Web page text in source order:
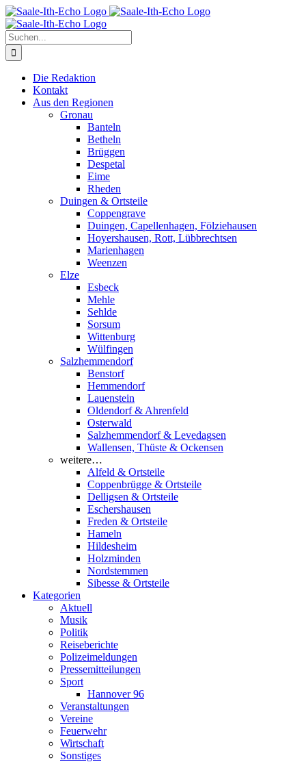
Zum
Inhalt
springen
Facebook
X
Instagram
Pinterest
Suche
nach:
Die Redaktion
Kontakt
Aus den Regionen
Gronau
Banteln
Betheln
Brüggen
Despetal
Eime
Rheden
Duingen & Ortsteile
Coppengrave
Duingen, Capellenhagen, Fölziehausen
Hoyershausen, Rott, Lübbrechtsen
Marienhagen
Weenzen
Elze
Esbeck
Mehle
Sehlde
Sorsum
Wittenburg
Wülfingen
Salzhemmendorf
Benstorf
Hemmendorf
Lauenstein
Oldendorf & Ahrenfeld
Osterwald
Salzhemmendorf & Levedagsen
Wallensen, Thüste & Ockensen
weitere…
Alfeld & Ortsteile
Coppenbrügge & Ortsteile
Delligsen & Ortsteile
Eschershausen
Freden & Ortsteile
Hameln
Hildesheim
Holzminden
Nordstemmen
Sibesse & Ortsteile
Kategorien
Aktuell
Musik
Politik
Reiseberichte
Polizeimeldungen
Pressemitteilungen
Sport
Hannover 96
Veranstaltungen
Vereine
Feuerwehr
Wirtschaft
Sonstiges